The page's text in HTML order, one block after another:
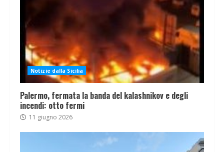
Notizie dalla Sicilia
Palermo, fermata la banda del kalashnikov e degli
incendi: otto fermi
11 giugno 2026